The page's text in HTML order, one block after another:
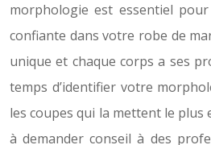
morphologie est essentiel
confiante dans votre robe de
unique et chaque corps a ses
temps d’identifier votre
les coupes qui la mettent le plus
à demander conseil à des